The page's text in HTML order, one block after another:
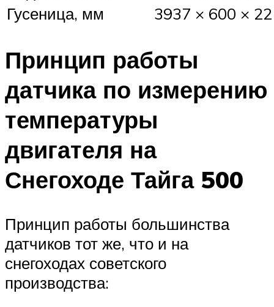
Гусеница, мм
3937 × 600 × 22
Принцип работы
датчика по измерению
температуры
двигателя на
Снегоходе Тайга 500
Принцип работы большинства
датчиков тот же, что и на
снегоходах советского
производства: